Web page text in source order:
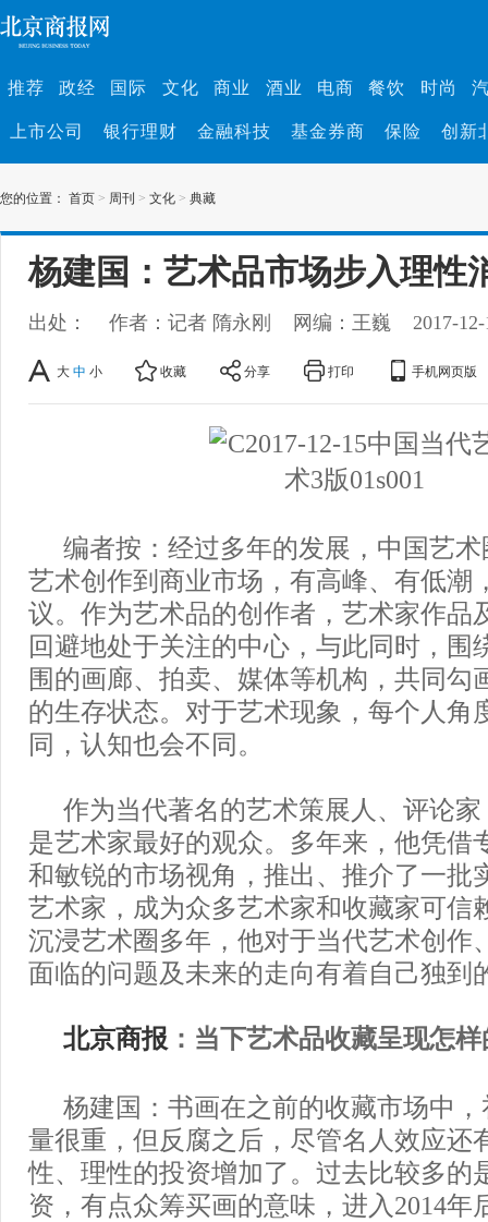
推荐 政经 国际 文化 商业 酒业 电商 餐饮 时尚
上市公司 银行理财 金融科技 基金券商 保险 创新
您的位置： 首页 > 周刊 > 文化 > 典藏
杨建国：艺术品市场步入理性
出处： 作者：记者 隋永刚 网编：王巍 2017-
大 中 小 收藏 分享 打印 手机网页版
编者按：经过多年的发展，中国艺
艺术创作到商业市场，有高峰、有低潮
议。作为艺术品的创作者，艺术家作品
回避地处于关注的中心，与此同时，围
围的画廊、拍卖、媒体等机构，共同勾
的生存状态。对于艺术现象，每个人角
同，认知也会不同。
作为当代著名的艺术策展人、评论
是艺术家最好的观众。多年来，他凭借
和敏锐的市场视角，推出、推介了一批
艺术家，成为众多艺术家和收藏家可信
沉浸艺术圈多年，他对于当代艺术创作
面临的问题及未来的走向有着自己独到
北京商报 ：当下艺术品收藏呈现怎
杨建国：书画在之前的收藏市场中
量很重，但反腐之后，尽管名人效应还
性、理性的投资增加了。过去比较多的
资，有点众筹买画的意味，进入2014年